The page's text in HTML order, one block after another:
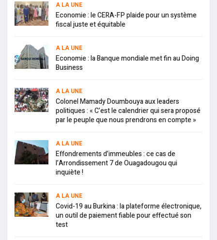
A LA UNE
Economie : le CERA-FP plaide pour un système
fiscal juste et équitable
A LA UNE
Economie : la Banque mondiale met fin au Doing
Business
A LA UNE
Colonel Mamady Doumbouya aux leaders
politiques : « C’est le calendrier qui sera proposé
par le peuple que nous prendrons en compte »
A LA UNE
Effondrements d’immeubles : ce cas de
l’Arrondissement 7 de Ouagadougou qui
inquiète !
A LA UNE
Covid-19 au Burkina : la plateforme électronique,
un outil de paiement fiable pour effectué son
test